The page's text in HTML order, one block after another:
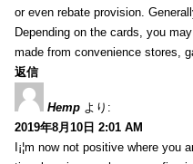
or even rebate provision.
Depending on the cards, you
made from convenience stores,
返信
Hemp より:
2019年8月10日 2:01 AM
I¡¦m now not positive where you